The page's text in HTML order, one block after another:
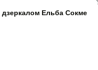
дзеркалом Ельба Сокме